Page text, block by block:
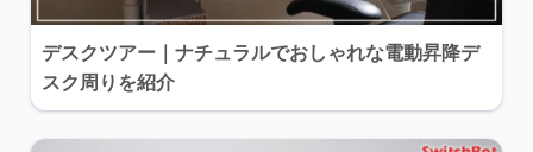
デスクツアー｜ナチュラルでおしゃれな電動昇降デ
スク周りを紹介